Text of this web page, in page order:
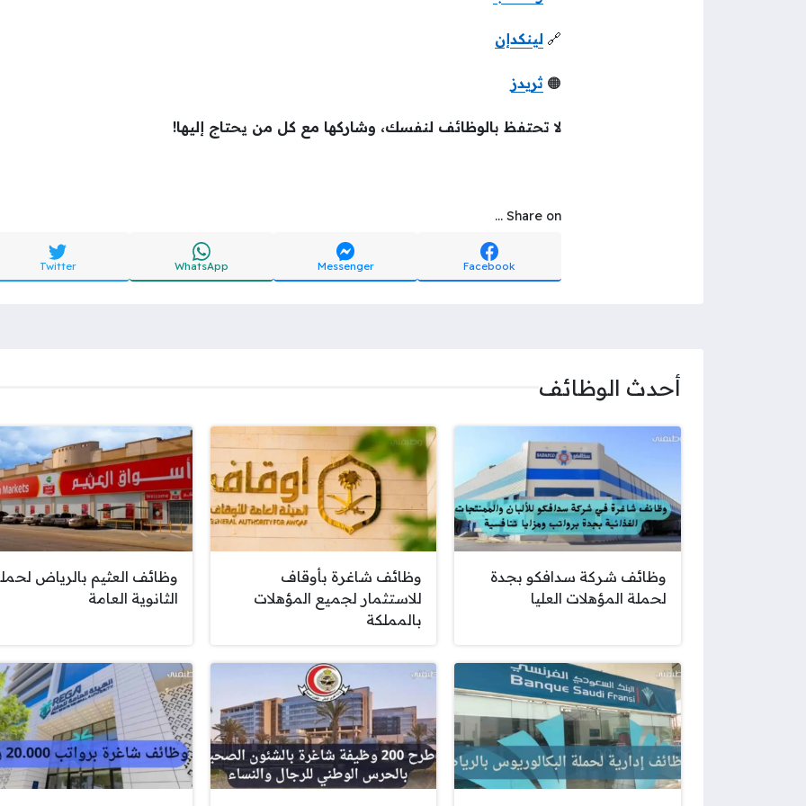
🔗 لينكدإن
🟠 ثريدز
لا تحتفظ بالوظائف لنفسك، وشاركها مع كل من يحتاج إليها!
Share on ...
Facebook
Messenger
WhatsApp
Twitter
أحدث الوظائف
وظائف شركة سدافكو بجدة
لحملة المؤهلات العليا
وظائف شاغرة بأوقاف
للاستثمار لجميع المؤهلات
بالمملكة
وظائف العثيم بالرياض
الثانوية العامة